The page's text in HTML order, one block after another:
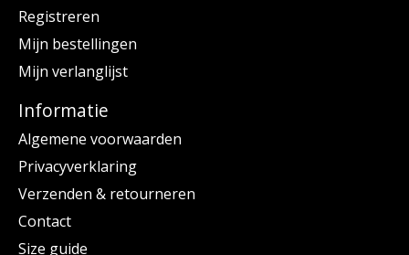
Registreren
Mijn bestellingen
Mijn verlanglijst
Informatie
Algemene voorwaarden
Privacyverklaring
Verzenden & retourneren
Contact
Size guide